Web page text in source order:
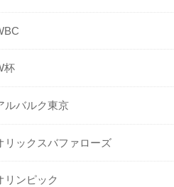
杯
ルバルク東京
リックスバファローズ
リンピック